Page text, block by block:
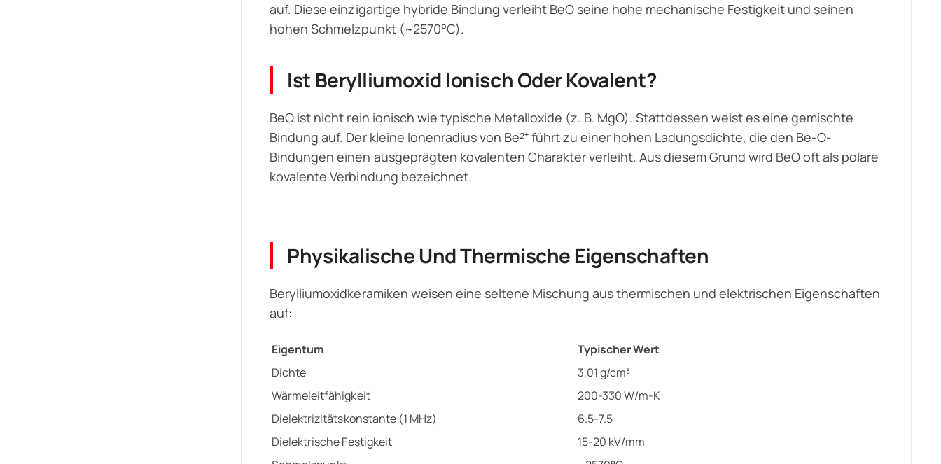
auf. Diese einzigartige hybride Bindung verleiht BeO seine hohe mechanische Festigkeit und seinen
hohen Schmelzpunkt (~2570°C).
Ist Berylliumoxid Ionisch Oder Kovalent?
BeO ist nicht rein ionisch wie typische Metalloxide (z. B. MgO). Stattdessen weist es eine gemischte
Bindung auf. Der kleine Ionenradius von Be²⁺ führt zu einer hohen Ladungsdichte, die den Be-O-
Bindungen einen ausgeprägten kovalenten Charakter verleiht. Aus diesem Grund wird BeO oft als polare
kovalente Verbindung bezeichnet.
Physikalische Und Thermische Eigenschaften
Berylliumoxidkeramiken weisen eine seltene Mischung aus thermischen und elektrischen Eigenschaften
auf:
Eigentum
Typischer Wert
Dichte
3,01 g/cm³
Wärmeleitfähigkeit
200-330 W/m-K
Dielektrizitätskonstante (1 MHz)
6.5-7.5
Dielektrische Festigkeit
15-20 kV/mm